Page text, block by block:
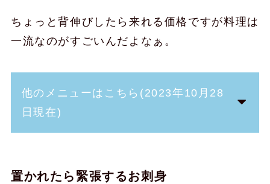
ちょっと背伸びしたら来れる価格ですが料理は
一流なのがすごいんだよなぁ。
他のメニューはこちら(2023年10月28
日現在)
置かれたら緊張するお刺身